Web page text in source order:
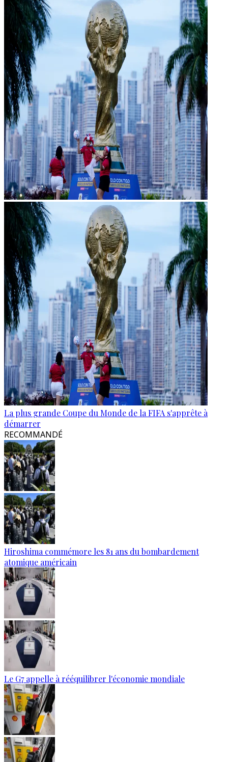
La plus grande Coupe du Monde de la FIFA s'apprête à
démarrer
RECOMMANDÉ
Hiroshima commémore les 81 ans du bombardement
atomique américain
Le G7 appelle à rééquilibrer l'économie mondiale